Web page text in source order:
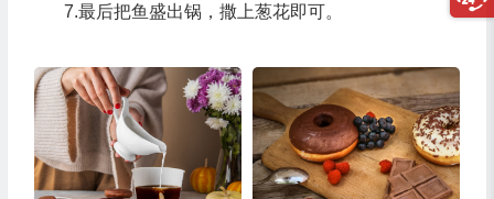
7.最后把鱼盛出锅，撒上葱花即可。